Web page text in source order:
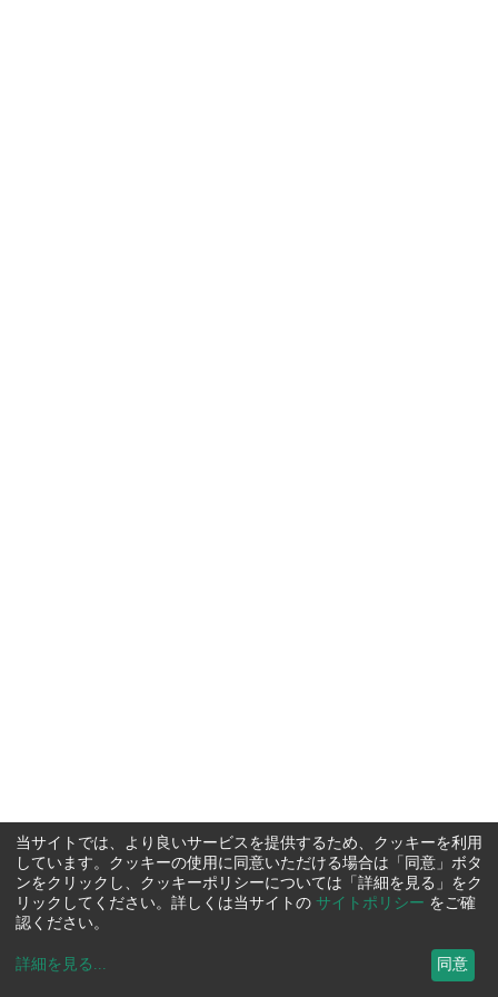
当サイトでは、より良いサービスを提供するため、クッキーを利用
しています。クッキーの使用に同意いただける場合は「同意」ボタ
ンをクリックし、クッキーポリシーについては「詳細を見る」をク
リックしてください。詳しくは当サイトの サイトポリシー をご確
認ください。
詳細を見る ... 同意